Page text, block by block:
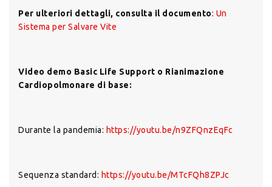
Per ulteriori dettagli, consulta il documento: Un
Sistema per Salvare Vite
Video demo Basic Life Support o Rianimazione
Cardiopolmonare di base:
Durante la pandemia: https://youtu.be/n9ZFQnzEqFc
Sequenza standard: https://youtu.be/MTcFQh8ZPJc